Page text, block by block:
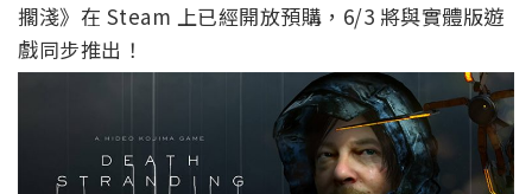
擱淺》在 Steam 上已經開放預購，6/3 將與實體版遊
戲同步推出！